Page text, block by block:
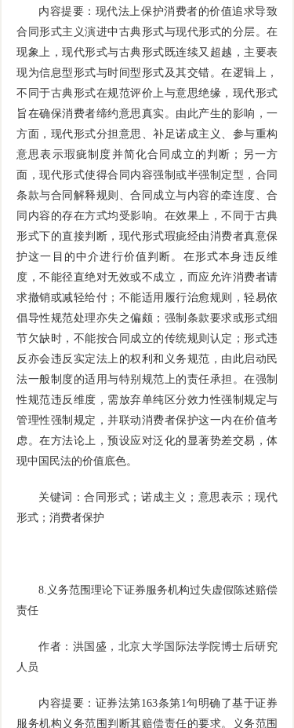
内容提要：现代法上保护消费者的价值追求导致
合同形式主义演进中古典形式与现代形式的分层。在
现象上，现代形式与古典形式既连续又超越，主要表
现为信息型形式与时间型形式及其交错。在逻辑上，
不同于古典形式在规范评价上与意思绝缘，现代形式
旨在确保消费者缔约意思真实。由此产生的影响，一
方面，现代形式分担意思、补足诺成主义、参与重构
意思表示瑕疵制度并简化合同成立的判断；另一方
面，现代形式使得合同内容强制或半强制定型，合同
条款与合同解释规则、合同成立与内容的牵连度、合
同内容的存在方式均受影响。在效果上，不同于古典
形式下的直接判断，现代形式瑕疵经由消费者真意保
护这一目的中介进行价值判断。在形式本身违反维
度，不能径直绝对无效或不成立，而应允许消费者请
求撤销或减轻给付；不能适用履行治愈规则，轻易依
倡导性规范处理亦失之偏颇；强制条款要求或形式细
节欠缺时，不能按合同成立的传统规则认定；形式违
反亦会违反实定法上的权利和义务规范，由此启动民
法一般制度的适用与特别规范上的责任承担。在强制
性规范违反维度，需放弃单纯区分效力性强制规定与
管理性强制规定，并联动消费者保护这一内在价值考
虑。在方法论上，预设应对泛化的显著势差交易，体
现中国民法的价值底色。
关键词：合同形式；诺成主义；意思表示；现代
形式；消费者保护
8. 义务范围理论下证券服务机构过失虚假陈述赔偿
责任
作者：洪国盛，北京大学国际法学院博士后研究
人员
内容提要：证券法第163条第1句明确了基于证券
服务机构义务范围判断其赔偿责任的要求。义务范围